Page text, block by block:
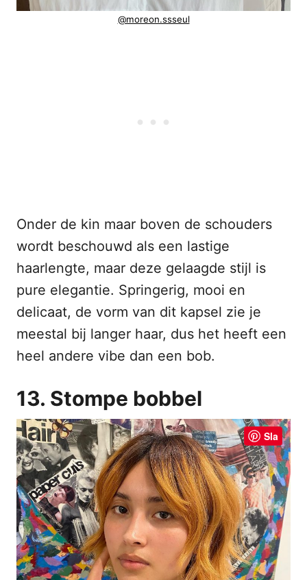
@moreon.ssseul
Onder de kin maar boven de schouders
wordt beschouwd als een lastige
haarlengte, maar deze gelaagde stijl is
pure elegantie. Springerig, mooi en
delicaat, de vorm van dit kapsel zie je
meestal bij langer haar, dus het heeft een
heel andere vibe dan een bob.
13. Stompe bobbel
Sla